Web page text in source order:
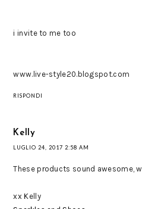
i invite to me too
www.live-style20.blogspot.com
RISPONDI
Kelly
LUGLIO 24, 2017 2:58 AM
These products sound awesome,
xx Kelly